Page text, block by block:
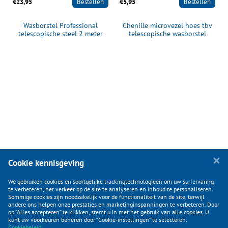
€23,95 Bestellen
Wasborstel Professional
telescopische steel 2 meter
€5,95 Bestellen
Chenille microvezel hoes tbv
telescopische wasborstel
KLANTENSERVICE
Cookie kennisgeving
We gebruiken cookies en soortgelijke trackingtechnologieën om uw surfervaring
te verbeteren, het verkeer op de site te analyseren en inhoud te personaliseren.
Sommige cookies zijn noodzakelijk voor de functionaliteit van de site, terwijl
andere ons helpen onze prestaties en marketinginspanningen te verbeteren. Door
op “Alles accepteren” te klikken, stemt u in met het gebruik van alle cookies. U
kunt uw voorkeuren beheren door “Cookie-instellingen” te selecteren.